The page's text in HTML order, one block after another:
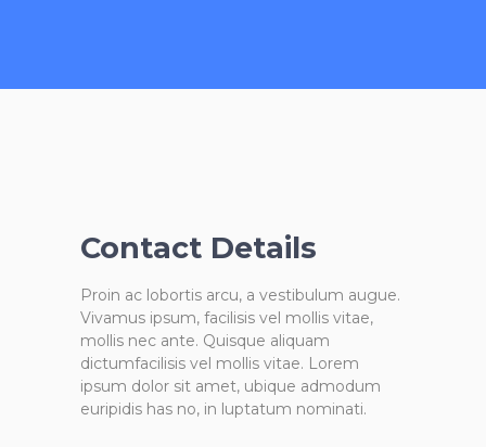
Contact Details
Proin ac lobortis arcu, a vestibulum augue.
Vivamus ipsum, facilisis vel mollis vitae,
mollis nec ante. Quisque aliquam
dictumfacilisis vel mollis vitae. Lorem
ipsum dolor sit amet, ubique admodum
euripidis has no, in luptatum nominati.